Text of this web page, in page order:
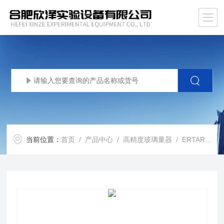
当前位置：首页 / 产品中心 / 高精度玻璃量器 / ERTAREE玻璃量器包过检